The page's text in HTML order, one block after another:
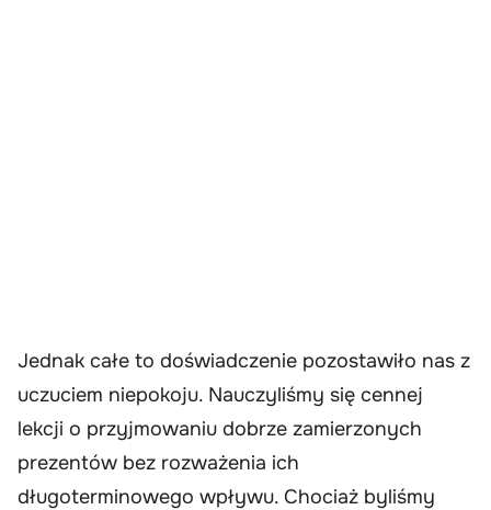
Jednak całe to doświadczenie pozostawiło nas z
uczuciem niepokoju. Nauczyliśmy się cennej
lekcji o przyjmowaniu dobrze zamierzonych
prezentów bez rozważenia ich
długoterminowego wpływu. Chociaż byliśmy